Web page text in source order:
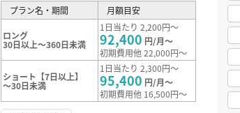
プラン名・期間 月額目安
ロング
30日以上～360日未満
1日当たり 2,200円～
92,400 円/月～
初期費用他 22,000円～
ショート【7日以上】
～30日未満
1日当たり 2,300円～
95,400 円/月～
初期費用他 16,500円～